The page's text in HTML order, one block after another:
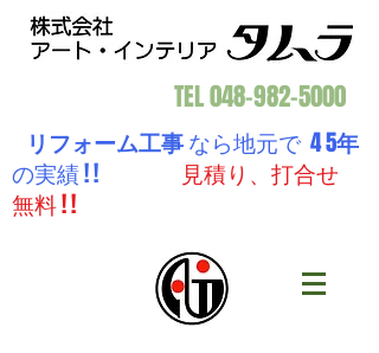
TEL048-982-5000
リフォーム工事なら地元で 4 5年
の実績 ! !
見積り、打合せ
無料 ! !